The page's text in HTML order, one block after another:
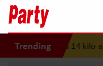
Trending na 14 kilo